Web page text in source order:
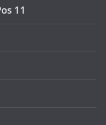
11